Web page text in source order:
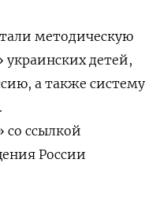
методическую
украинских детей,
а также систему
со ссылкой
России